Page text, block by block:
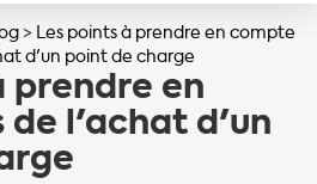
> Les points à prendre en compte
d'un point de charge
prendre en
de l'achat d'un